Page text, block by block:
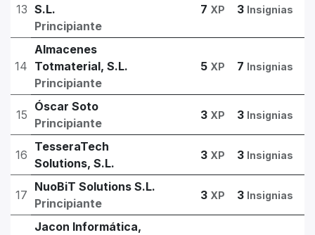
13 S.L.
Principiante
7 XP 3 Insignias
14
Almacenes
Totmaterial, S.L.
Principiante
5 XP 7 Insignias
15
Óscar Soto
Principiante
3 XP 3 Insignias
16
TesseraTech
Solutions, S.L.
3 XP 3 Insignias
17
NuoBiT Solutions S.L.
Principiante
3 XP 3 Insignias
Jacon Informática,